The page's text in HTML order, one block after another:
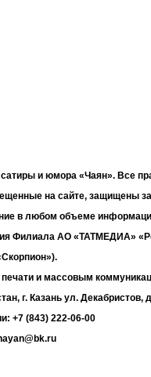
и юмора «Чаян». Все
на сайте, защищены
в любом объеме
Филиала АО «ТАТМЕДИА»
печати и массовым
г. Казань ул. Декабристов,
+7 (843) 222-06-00